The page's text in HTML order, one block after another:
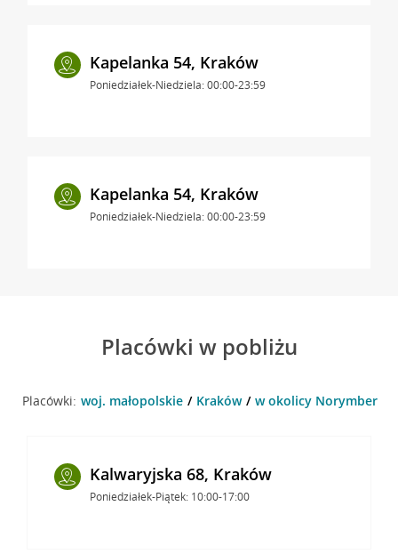
Kapelanka 54, Kraków
Poniedziałek-Niedziela: 00:00-23:59
Kapelanka 54, Kraków
Poniedziałek-Niedziela: 00:00-23:59
Placówki w pobliżu
Placówki: woj. małopolskie Kraków w okolicy
Kalwaryjska 68, Kraków
Poniedziałek-Piątek: 10:00-17:00